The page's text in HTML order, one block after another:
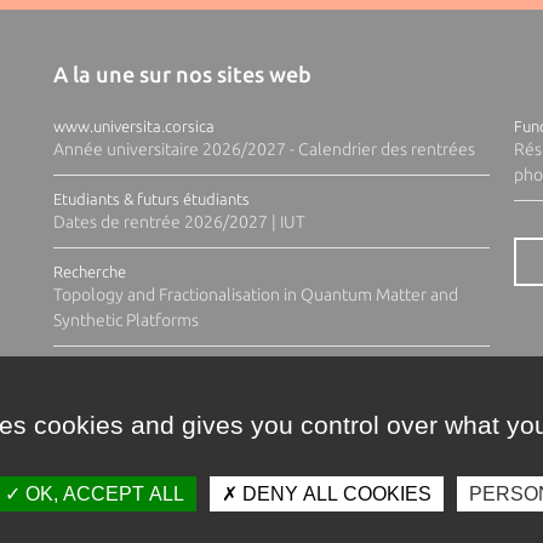
A la une sur nos sites web
www.universita.corsica
Année universitaire 2026/2027 - Calendrier des rentrées
Etudiants & futurs étudiants
Dates de rentrée 2026/2027 | IUT
Recherche
Topology and Fractionalisation in Quantum Matter and
Synthetic Platforms
cookies and gives you control over what
OK, ACCEPT ALL DENY ALL COOKIES